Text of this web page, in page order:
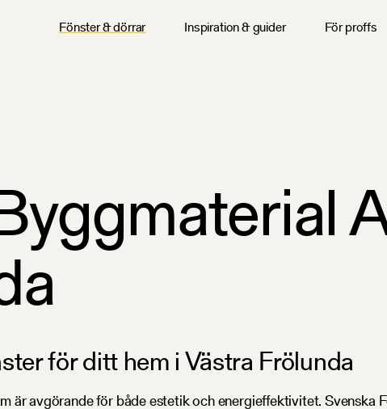
Fönster & dörrar Inspiration & guider För proffs
för ditt hem i Västra Frölunda
är avgörande för både estetik och energieffektivitet. Svenska